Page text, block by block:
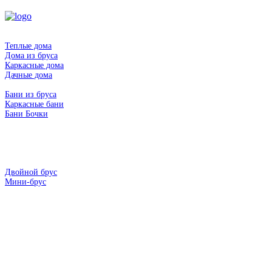
Теплые дома
Дома из бруса
Каркасные дома
Дачные дома
Бани из бруса
Каркасные бани
Бани Бочки
Двойной брус
Мини-брус